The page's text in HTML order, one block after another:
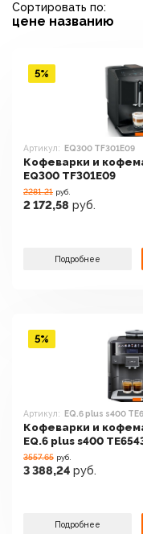
Сортировать по:
цене названию
Артикул: EQ300 TF301E09
Кофеварки и
EQ300 TF301E09
2281.21 руб.
2 172,58 руб.
Подробнее
5%
Артикул: EQ.6 plus s400
Кофеварки и
EQ.6 plus s400
3557.65 руб.
3 388,24 руб.
Подробнее
5%